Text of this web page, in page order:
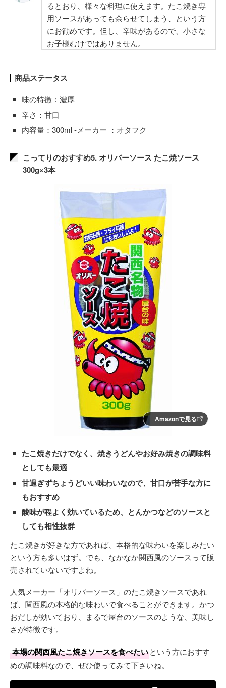
るとおり、様々な料理に使えます。たこ焼き専
用ソースがあっても余らせてしまう、という方
にお勧めです。但し、辛味があるので、小さな
お子様むけではありません。
商品ステータス
味の特徴：濃厚
辛さ：甘口
内容量：300ml -メーカー ：オタフク
こってりのおすすめ5. オリバーソース たこ焼ソース
300g×3本
Amazonで見る
たこ焼きだけでなく、焼きうどんやお好み焼きの調味料
としても最適
甘過ぎずちょうどいい味わいなので、甘口が苦手な方に
もおすすめ
酸味が程よく効いているため、とんかつなどのソースと
しても相性抜群
たこ焼きが好きな方であれば、本格的な味わいを楽しみたい
という方も多いはず。でも、なかなか関西風のソースって販
売されていないですよね。
人気メーカー「オリバーソース」のたこ焼きソースであれ
ば、関西風の本格的な味わいで食べることができます。かつ
おだしが効いており、まるで屋台のソースのような、美味し
さが特徴です。
本場の関西風たこ焼きソースを食べたいという方におすす
めの調味料なので、ぜひ使ってみて下さいね。